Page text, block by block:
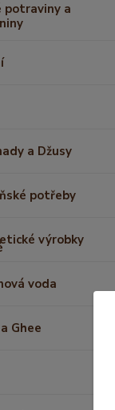
potraviny a
a Džusy
potřeby
výrobky
voda
Ghee